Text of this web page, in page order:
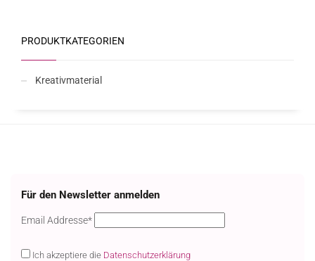
PRODUKTKATEGORIEN
Kreativmaterial
Für den Newsletter anmelden
Email Addresse*
Ich akzeptiere die Datenschutzerklärung